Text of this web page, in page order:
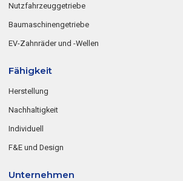
Nutzfahrzeuggetriebe
Baumaschinengetriebe
EV-Zahnräder und -Wellen
Fähigkeit
Herstellung
Nachhaltigkeit
Individuell
F&E und Design
Unternehmen